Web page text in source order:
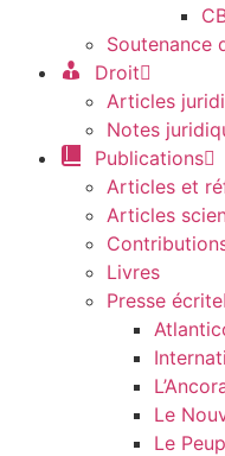
Soutenance
Droit
Articles
Notes
Publications
Articles et
Articles
Livres
Presse écrite
Le
Le